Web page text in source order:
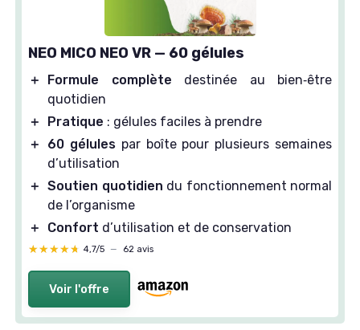
NEO MICO NEO VR — 60 gélules
＋ Formule complète destinée au bien‑être
quotidien
＋
Pratique : gélules faciles à prendre
＋
60 gélulespar boîte pour plusieurs semaines
d’utilisation
＋ Soutien quotidien du fonctionnement normal
de l’organisme
＋
Confort d’utilisation et de conservation
★★★★★
★★★★★ 4,7/5 — 62 avis
Voir l'offre